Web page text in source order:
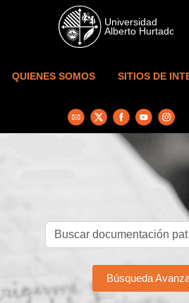
Skip to main content
QUIENES SOMOS SITIOS DE
Búsqueda